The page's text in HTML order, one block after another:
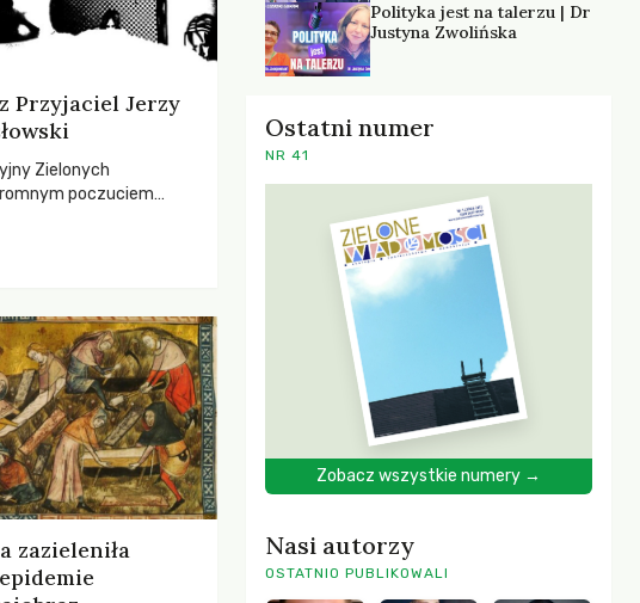
Przyjaciel Jerzy
Zielonych
poczuciem
Mecenasa i Mentora.
zazieleniła
Polityka jest na talerzu | Dr
Justyna Zwolińska
Ostatni numer
NR 41
Zobacz wszystkie numery →
Nasi autorzy
OSTATNIO PUBLIKOWALI